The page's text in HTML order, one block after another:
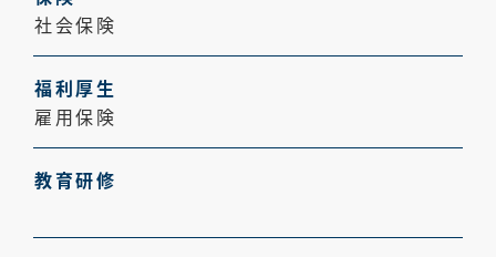
社会保険
福利厚生
雇用保険
教育研修